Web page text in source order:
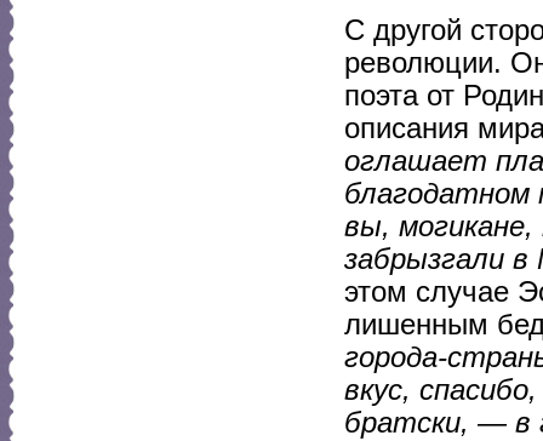
С другой
революции.
поэта от
описания
оглашает
благодатном
вы,
забрызгали в
этом случае
лишенным
города-
вкус,
братски, — в